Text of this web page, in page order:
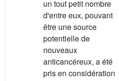
un tout petit nombre
d'entre eux, pouvant
être une source
potentielle de
nouveaux
anticancéreux, a été
pris en considération